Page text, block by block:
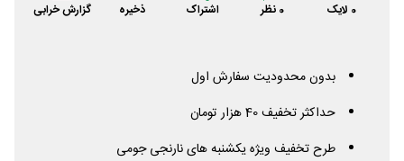
0 لایک 0 نظر اشتراک ذخیره گزارش خرابی
بدون محدودیت سفارش اول
حداکثر تخفیف 40 هزار تومان
طرح تخفیف ویژه یکشنبه های نارنجی جومی